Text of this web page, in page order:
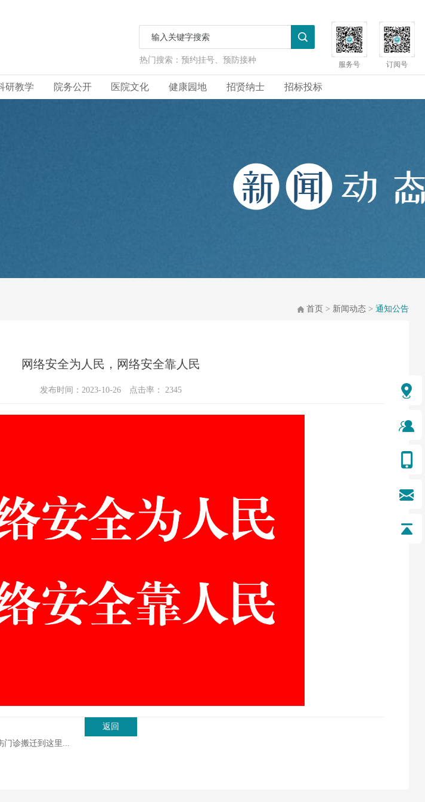
热门搜索：预约挂号、预防接种 服务号 订阅号
研教学 院务公开 医院文化 健康园地 招贤纳士 招标投标
首页 > 新闻动态 > 通知公告
网络安全为人民，网络安全靠人民
发布时间：2023-10-26 点击率： 2345
返回
门诊搬迁到这里...